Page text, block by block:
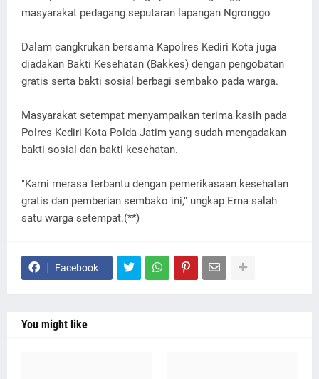
masyarakat pedagang seputaran lapangan Ngronggo
Dalam cangkrukan bersama Kapolres Kediri Kota juga
diadakan Bakti Kesehatan (Bakkes) dengan pengobatan
gratis serta bakti sosial berbagi sembako pada warga.
Masyarakat setempat menyampaikan terima kasih pada
Polres Kediri Kota Polda Jatim yang sudah mengadakan
bakti sosial dan bakti kesehatan.
"Kami merasa terbantu dengan pemerikasaan kesehatan
gratis dan pemberian sembako ini," ungkap Erna salah
satu warga setempat.(**)
Facebook
You might like